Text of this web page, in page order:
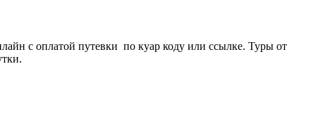
с оплатой путевки по куар коду или ссылке. Туры от